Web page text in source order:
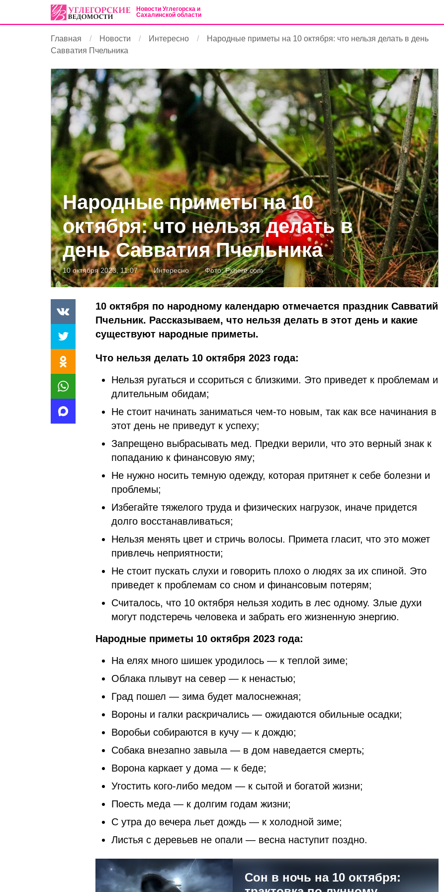
Новости Углегорска и
Сахалинской области
Главная Новости Интересно
Народные приметы на 10 октября: что нельзя делать в день
Савватия Пчельника
Народные приметы на 10
октября: что нельзя делать в
день Савватия Пчельника
10 октября 2023, 11:07 Интересно Фото:Pxhere.com
10 октября по народному календарю отмечается праздник Савватий
Пчельник. Рассказываем, что нельзя делать в этот день и какие
существуют народные приметы.
Что нельзя делать 10 октября 2023 года:
Нельзя ругаться и ссориться с близкими. Это приведет к проблемам и
длительным обидам;
Не стоит начинать заниматься чем-то новым, так как все начинания в
этот день не приведут к успеху;
Запрещено выбрасывать мед. Предки верили, что это верный знак к
попаданию к финансовую яму;
Не нужно носить темную одежду, которая притянет к себе болезни и
проблемы;
Избегайте тяжелого труда и физических нагрузок, иначе придется
долго восстанавливаться;
Нельзя менять цвет и стричь волосы. Примета гласит, что это может
привлечь неприятности;
Не стоит пускать слухи и говорить плохо о людях за их спиной. Это
приведет к проблемам со сном и финансовым потерям;
Считалось, что 10 октября нельзя ходить в лес одному. Злые духи
могут подстеречь человека и забрать его жизненную энергию.
Народные приметы 10 октября 2023 года:
На елях много шишек уродилось — к теплой зиме;
Облака плывут на север — к ненастью;
Град пошел — зима будет малоснежная;
Вороны и галки раскричались — ожидаются обильные осадки;
Воробьи собираются в кучу — к дождю;
Собака внезапно завыла — в дом наведается смерть;
Ворона каркает у дома — к беде;
Угостить кого-либо медом — к сытой и богатой жизни;
Поесть меда — к долгим годам жизни;
С утра до вечера льет дождь — к холодной зиме;
Листья с деревьев не опали — весна наступит поздно.
Сон в ночь на 10 октября: